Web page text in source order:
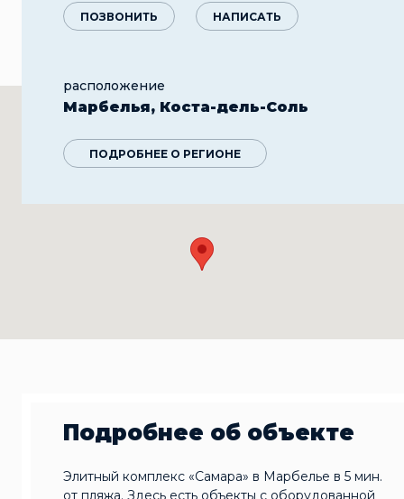
ПОЗВОНИТЬ НАПИСАТЬ
расположение
Марбелья, Коста-дель-Соль
ПОДРОБНЕЕ О РЕГИОНЕ
Подробнее об объекте
Элитный комплекс «Самара» в Марбелье в 5 мин.
от пляжа. Здесь есть объекты с оборудованной